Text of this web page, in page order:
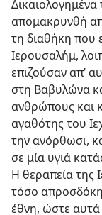
Δικαιολογημένα
απομακρυνθή
τη διαθήκη που
Ιερουσαλήμ,
επιζούσαν απ’
στη Βαβυλώνα
ανθρώπους και
αγαθότης του
την ανόρθωσι,
σε μία υγιά
Η θεραπεία της
τόσο
έθνη, ώστε αυτά